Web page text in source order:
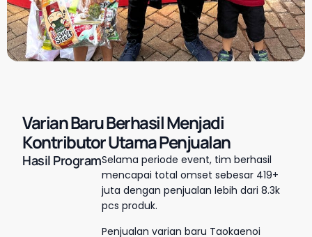
Varian Baru Berhasil Menjadi
Kontributor Utama Penjualan
Hasil ProgramSelama periode event, tim berhasil
mencapai total omset sebesar 419+
juta dengan penjualan lebih dari 8.3k
pcs produk.
Penjualan varian baru Taokaenoi